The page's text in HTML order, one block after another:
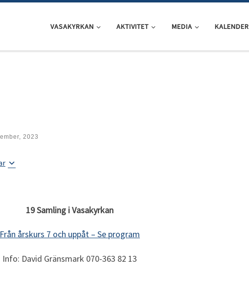
VASAKYRKAN AKTIVITET MEDIA KALENDER
2023
19 Samling i Vasakyrkan
Från årskurs 7 och uppåt – Se program
Info: David Gränsmark 070-363 82 13